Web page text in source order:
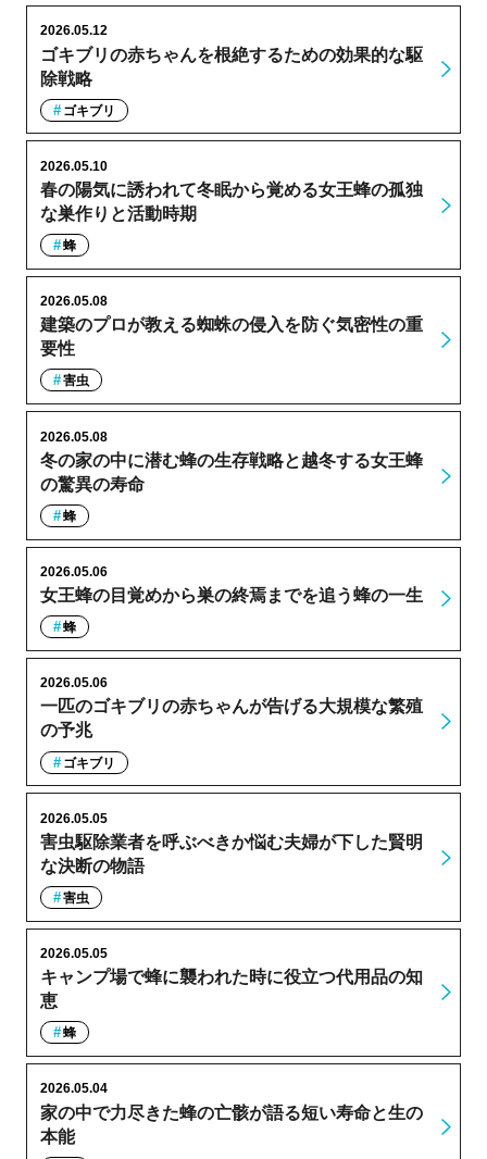
ゴキブリの赤ちゃんを根絶するための効果的な駆
除戦略
2026.05.12
ゴキブリ
春の陽気に誘われて冬眠から覚める女王蜂の孤独
な巣作りと活動時期
2026.05.10
蜂
建築のプロが教える蜘蛛の侵入を防ぐ気密性の重
要性
2026.05.08
害虫
冬の家の中に潜む蜂の生存戦略と越冬する女王蜂
の驚異の寿命
2026.05.08
蜂
女王蜂の目覚めから巣の終焉までを追う蜂の一生
2026.05.06
蜂
一匹のゴキブリの赤ちゃんが告げる大規模な繁殖
の予兆
2026.05.06
ゴキブリ
害虫駆除業者を呼ぶべきか悩む夫婦が下した賢明
な決断の物語
2026.05.05
害虫
キャンプ場で蜂に襲われた時に役立つ代用品の知
恵
2026.05.05
蜂
家の中で力尽きた蜂の亡骸が語る短い寿命と生の
本能
2026.05.04